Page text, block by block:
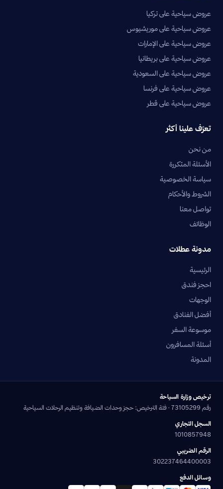
عروض سياحية على تركيا
عروض سياحية على موريشيوس
عروض سياحية على الإمارات
عروض سياحية على بريطانيا
عروض سياحية على السعودية
عروض سياحية على فرنسا
عروض سياحية على قطر
تعرّف علينا أكثر
من نحن
الأسئلة المتكررة
سياسة الخصوصية
الشروط والأحكام
تواصل معنا
الوظائف
مدونة عطلات
الرئيسية
احجز فندق
الوجهات
أفضل الفنادق
موسوعة السفر
أسئلة المسافرون
المدونة
ترخيص وزارة السياحة
رقم 73105299 · فئة الترخيص: حجز وحدات الضيافة وتنظيم الرحلات السياحية
السجل التجاري
1010857948
الرقم الضريبي
302237464400003
وسائل الدفع